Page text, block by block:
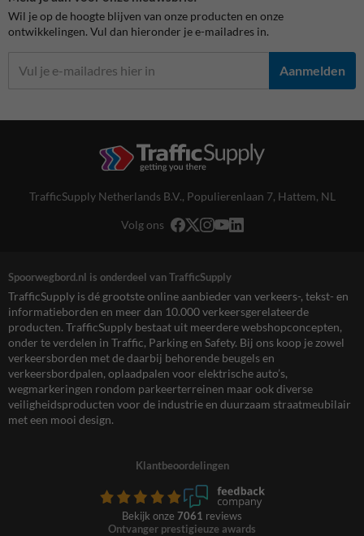
Wil je op de hoogte blijven van onze producten en onze
ontwikkelingen. Vul dan hieronder je e-mailadres in.
Aanmelden
TrafficSupply Netherlands B.V., Populierenlaan 7, Hattem, NL
Volg ons
Spoorwegbord.nl is onderdeel van TrafficSupply
TrafficSupply is dé grootste online aanbieder van verkeers-, tekst- en
informatieborden en meer dan 10.000 verkeersgerelateerde
producten. TrafficSupply bestaat uit meerdere webshopconcepten,
onder te verdelen in Traffic, Parking en Safety. Bij ons koop je zowel
verkeersborden met de daarbij behorende beugels en
verkeersbordpalen, oplaadpalen voor elektrische auto’s,
wegmarkeringen rondom parkeerterreinen maar ook diverse
veiligheidsproducten voor de industrie en duurzaam straatmeubilair
met een mooi design.
Klantbeoordelingen
Bekijk onze 7061 reviews
Ontvanger prestigieuze awards